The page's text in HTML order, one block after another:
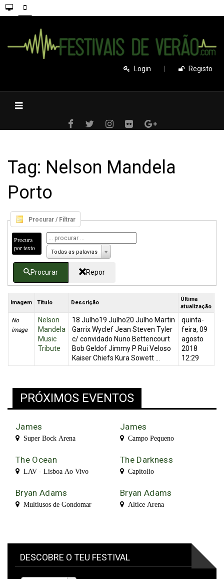
Login Registo
Tag: Nelson Mandela
Porto
Procurar / Filtrar
Procura
por texto
Todas as palavras
Procurar Repor
Imagem Título Descrição
Última
atualização
No
image
Nelson
Mandela
Music
Tribute
18 Julho19 Julho20 Julho Martin
Garrix Wyclef Jean Steven Tyler
c/ convidado Nuno Bettencourt
Bob Geldof Jimmy P Rui Veloso
Kaiser Chiefs Kura Sowett ...
quinta-
feira, 09
agosto
2018
12:29
PRÓXIMOS EVENTOS
James
Super Bock Arena
James
Campo Pequeno
The Ocean
LAV - Lisboa Ao Vivo
The Darkness
Capitolio
Bryan Adams
Multiusos de Gondomar
Bryan Adams
Altice Arena
DESCOBRE O TEU FESTIVAL